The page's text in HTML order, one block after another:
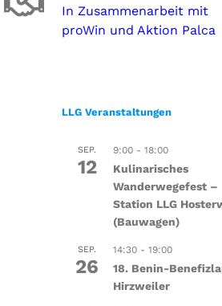
In Zusammenarbeit mit
proWin und Aktion Palca
LLG Veranstaltungen
SEP.
12
9:00- 18:00
Kulinarisches
Wanderwegefest –
Station LLG
(Bauwagen)
SEP.
26
14:30- 19:00
18. Benin-
Hirzweiler